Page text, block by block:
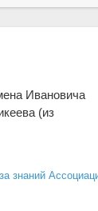
Ивановича
(из
знаний